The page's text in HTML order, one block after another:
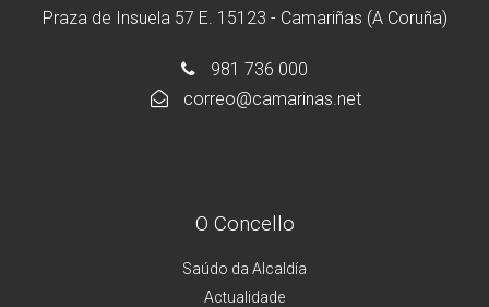
Praza de Insuela 57 E. 15123 - Camariñas (A Coruña)
981 736 000
correo@camarinas.net
O Concello
Saúdo da Alcaldía
Actualidade